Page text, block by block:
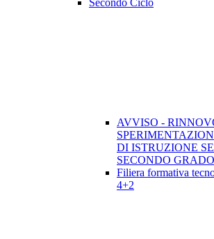
Secondo Ciclo
AVVISO -
DI ISTRUZIONE
SECONDO
Filiera formativa
4+2